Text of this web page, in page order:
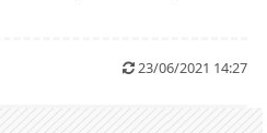
23/06/2021 14:27